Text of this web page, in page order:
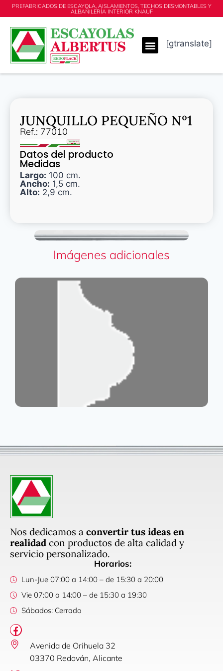
PREFABRICADOS DE ESCAYOLA, AISLAMIENTOS, TECHOS DESMONTABLES Y
ALBAÑILERÍA INTERIOR KNAUF
[gtranslate]
Imágenes adicionales
JUNQUILLO PEQUEÑO Nº1
Ref.: 77010
Datos del producto
Medidas
Largo: 100 cm.
Ancho: 1,5 cm.
Alto: 2,9 cm.
Nos dedicamos a convertir tus ideas en
realidad con productos de alta calidad y
servicio personalizado.
Horarios:
Lun-Jue 07:00 a 14:00 – de 15:30 a 20:00
Vie 07:00 a 14:00 – de 15:30 a 19:30
Sábados: Cerrado
Avenida de Orihuela 32
03370 Redován, Alicante